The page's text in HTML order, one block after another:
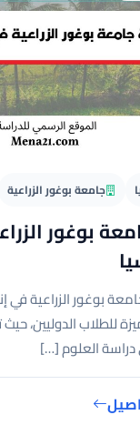
جامعة بوغور الزراعية
بوغور
بوغور الزراعية في
للطلاب الدوليين،
دراسة العلوم […]